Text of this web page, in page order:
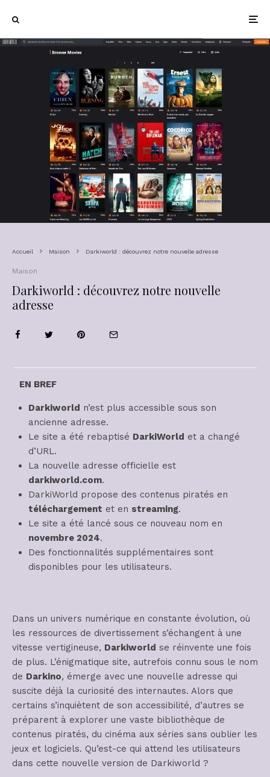
Accueil Maison Darkiworld : découvrez notre nouvelle adresse
Maison
Darkiworld : découvrez notre nouvelle
adresse
EN BREF
Darkiworld n’est plus accessible sous son
ancienne adresse.
Le site a été rebaptisé DarkiWorld et a changé
d’URL.
La nouvelle adresse officielle est
darkiworld.com.
DarkiWorld propose des contenus piratés en
téléchargement et en streaming.
Le site a été lancé sous ce nouveau nom en
novembre 2024.
Des fonctionnalités supplémentaires sont
disponibles pour les utilisateurs.
Dans un univers numérique en constante évolution, où
les ressources de divertissement s’échangent à une
vitesse vertigineuse, Darkiworld se réinvente une fois
de plus. L’énigmatique site, autrefois connu sous le nom
de Darkino, émerge avec une nouvelle adresse qui
suscite déjà la curiosité des internautes. Alors que
certains s’inquiètent de son accessibilité, d’autres se
préparent à explorer une vaste bibliothèque de
contenus piratés, du cinéma aux séries sans oublier les
jeux et logiciels. Qu’est-ce qui attend les utilisateurs
dans cette nouvelle version de Darkiworld ?